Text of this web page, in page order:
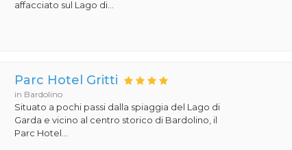
affacciato sul Lago di...
Parc Hotel Gritti
in Bardolino
Situato a pochi passi dalla spiaggia del Lago di
Garda e vicino al centro storico di Bardolino, il
Parc Hotel...